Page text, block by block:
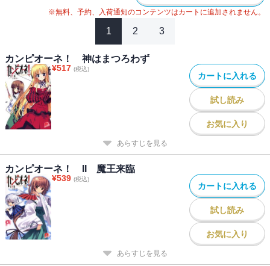
※無料、予約、入荷通知のコンテンツはカートに追加されません。
1 2 3
カンピオーネ！ 神はまつろわず
¥517 (税込)
カートに入れる
試し読み
お気に入り
あらすじを見る
カンピオーネ！ II 魔王来臨
¥539 (税込)
カートに入れる
試し読み
お気に入り
あらすじを見る